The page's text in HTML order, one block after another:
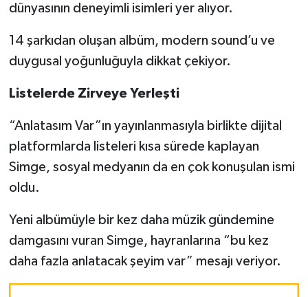
dünyasının deneyimli isimleri yer alıyor.
14 şarkıdan oluşan albüm, modern sound’u ve
duygusal yoğunluğuyla dikkat çekiyor.
Listelerde Zirveye Yerleşti
“Anlatasım Var”ın yayınlanmasıyla birlikte dijital
platformlarda listeleri kısa sürede kaplayan
Simge, sosyal medyanın da en çok konuşulan ismi
oldu.
Yeni albümüyle bir kez daha müzik gündemine
damgasını vuran Simge, hayranlarına “bu kez
daha fazla anlatacak şeyim var” mesajı veriyor.